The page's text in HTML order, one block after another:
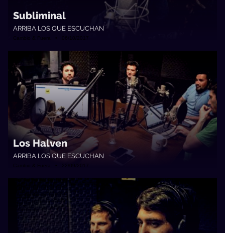
Subliminal
ARRIBA LOS QUE ESCUCHAN
Cambio & Fuera • 06/10/2017
Los Halven
ARRIBA LOS QUE ESCUCHAN
Cambio & Fuera • 22/09/2017